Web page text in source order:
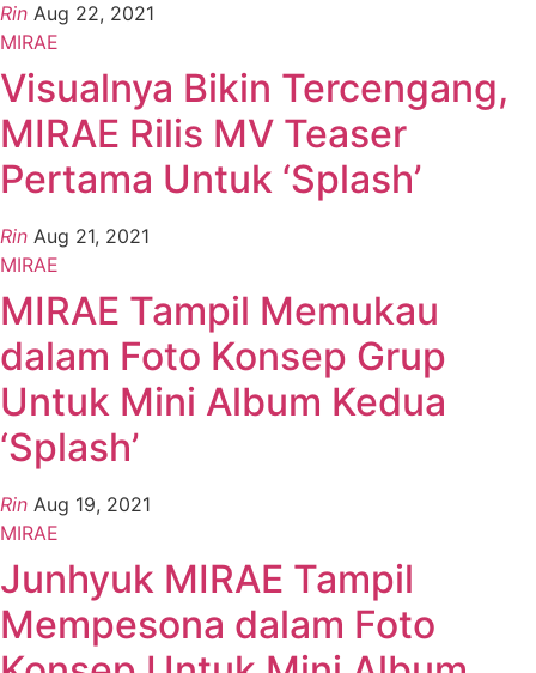
Rin Aug 22, 2021
MIRAE
Visualnya Bikin Tercengang,
MIRAE Rilis MV Teaser
Pertama Untuk ‘Splash’
Rin Aug 21, 2021
MIRAE
MIRAE Tampil Memukau
dalam Foto Konsep Grup
Untuk Mini Album Kedua
‘Splash’
Rin Aug 19, 2021
MIRAE
Junhyuk MIRAE Tampil
Mempesona dalam Foto